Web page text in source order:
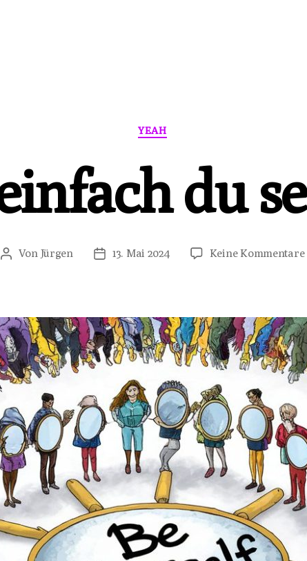
Kategorien
YEAH
du
Beitragsautor
Von Jürgen Veröffentlichungsdatum
13. Mai 2024 Keine Kommentare